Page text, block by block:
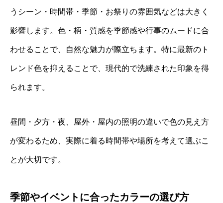
うシーン・時間帯・季節・お祭りの雰囲気などは大きく
影響します。色・柄・質感を季節感や行事のムードに合
わせることで、自然な魅力が際立ちます。特に最新のト
レンド色を抑えることで、現代的で洗練された印象を得
られます。
昼間・夕方・夜、屋外・屋内の照明の違いで色の見え方
が変わるため、実際に着る時間帯や場所を考えて選ぶこ
とが大切です。
季節やイベントに合ったカラーの選び方